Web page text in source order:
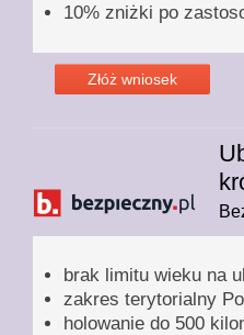
10% zniżki po
Złóż wniosek
brak limitu wieku na
zakres terytorialny
holowanie do 500